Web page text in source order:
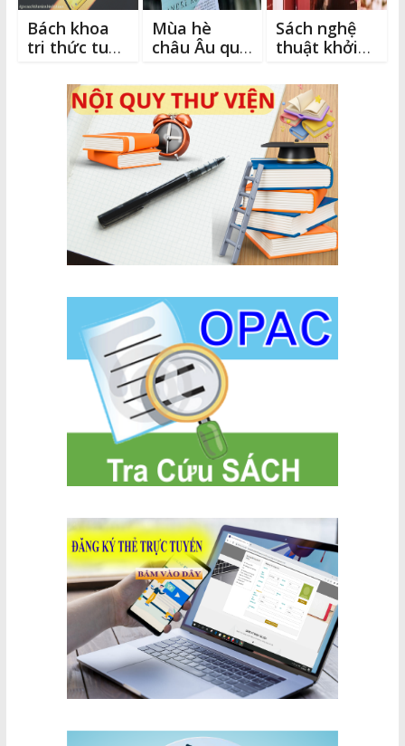
Bách khoa
tri thức tuổi
câu hỏi vì
sao bạn nên
Mùa hè
châu Âu qua
sách
Sách nghệ
thuật khởi